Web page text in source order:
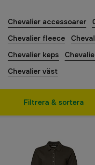
Chevalier accessoarer
Chevalier fleece
Chevalier keps
Chevalier väst
Filtrera & sortera